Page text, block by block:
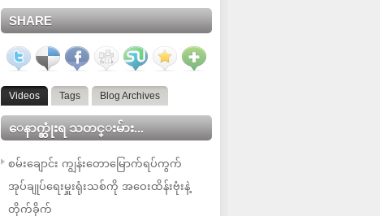
SHARE
Videos Tags Blog Archives
ေနာက္ဆုံးရ သတင္းမ်ား...
စမ်းချောင်း ကျွန်းတောမြောက်ရပ်ကွက်
အုပ်ချုပ်ရေးမှူးရုံးသစ်ကို အဝေးထိန်းဗုံးနဲ့
တိုက်ခိုက်